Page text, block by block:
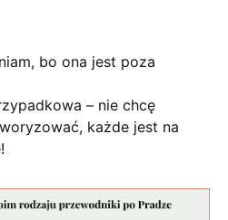
bo ona jest poza
– nie chcę
każde jest na